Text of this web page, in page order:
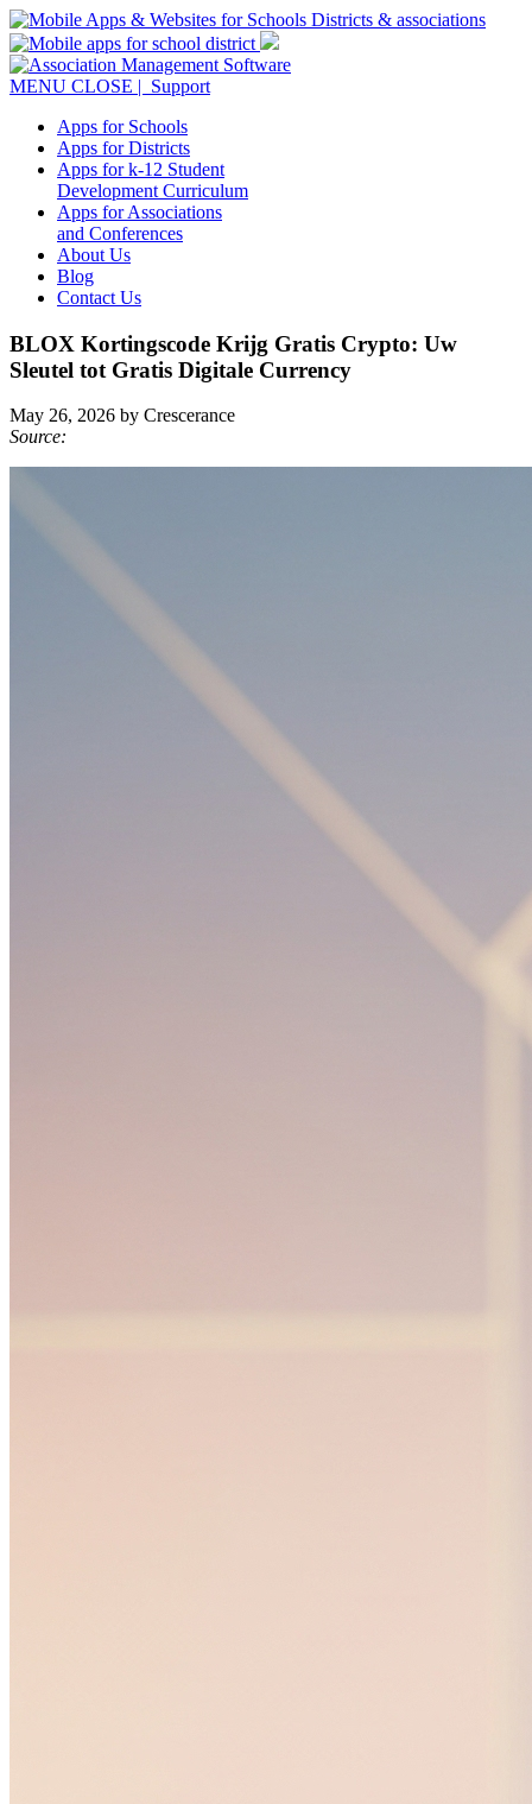
MENU CLOSE | Support
Apps for Schools
Apps for Districts
Apps for k-12 Student
Development Curriculum
Apps for Associations
and Conferences
About Us
Blog
Contact Us
BLOX Kortingscode Krijg Gratis Crypto: Uw
Sleutel tot Gratis Digitale Currency
May 26, 2026 by Crescerance
Source: